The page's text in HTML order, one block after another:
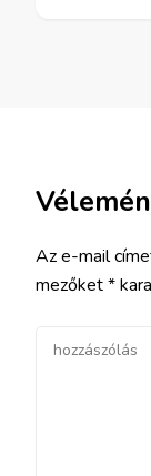
Az e-mail
mezőket*